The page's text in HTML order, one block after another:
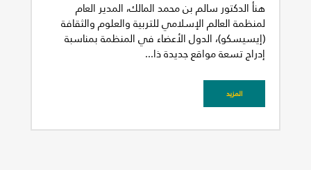
هنأ الدكتور سالم بن محمد المالك، المدير العام
لمنظمة العالم الإسلامي للتربية والعلوم والثقافة
(إيسيسكو)، الدول الأعضاء في المنظمة بمناسبة
إدراج تسعة مواقع جديدة ذا...
المزيد